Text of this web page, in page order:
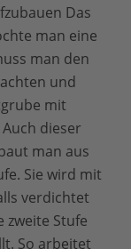
Das
man eine
man den
und
mit
dieser
man aus
Sie wird mit
verdichtet
zweite Stufe
So arbeitet